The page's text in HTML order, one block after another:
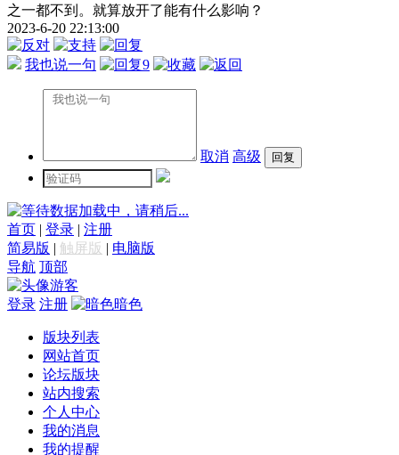
之一都不到。就算放开了能有什么影响？
2023-6-20 22:13:00
我也说一句 9
取消 高级
数据加载中，请稍后...
首页 | 登录 | 注册
简易版 | 触屏版 | 电脑版
导航 顶部
游客
登录 注册 暗色
版块列表
网站首页
论坛版块
站内搜索
个人中心
我的消息
我的提醒